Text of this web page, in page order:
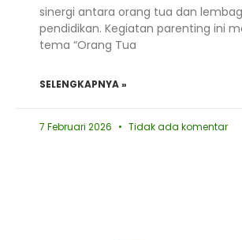
sinergi antara orang tua dan
pendidikan. Kegiatan parenting ini
tema “Orang Tua
SELENGKAPNYA »
7 Februari 2026 Tidak ada komentar